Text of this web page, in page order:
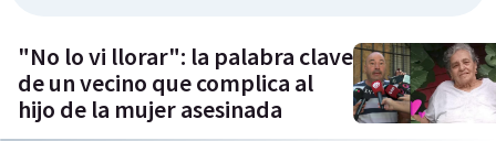
"No lo vi llorar": la palabra clave
de un vecino que complica al
hijo de la mujer asesinada